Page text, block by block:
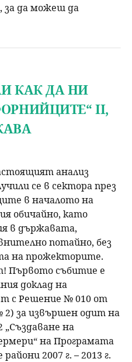
, за да можеш да
КАК ДА НИ
II,
анализ
се в сектора през
в началото на
обичайно, като
в държавата,
потайно, без
на прожекторите.
Първото събитие е
доклад на
с Решение № 010 от
2) за извършен одит на
„Създаване на
на Програмата
2007 г. – 2013 г.